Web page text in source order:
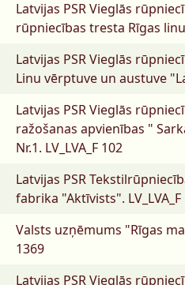
Latvijas PSR Vieglās
rūpniecības tresta Rīgas
Latvijas PSR Vieglās
Linu vērptuve un austuve
Latvijas PSR Vieglās
ražošanas apvienības "
Nr.1. LV_LVA_F 102
Latvijas PSR
fabrika "Aktīvists".
Valsts uzņēmums "Rīgas
1369
Latvijas PSR Vieglās